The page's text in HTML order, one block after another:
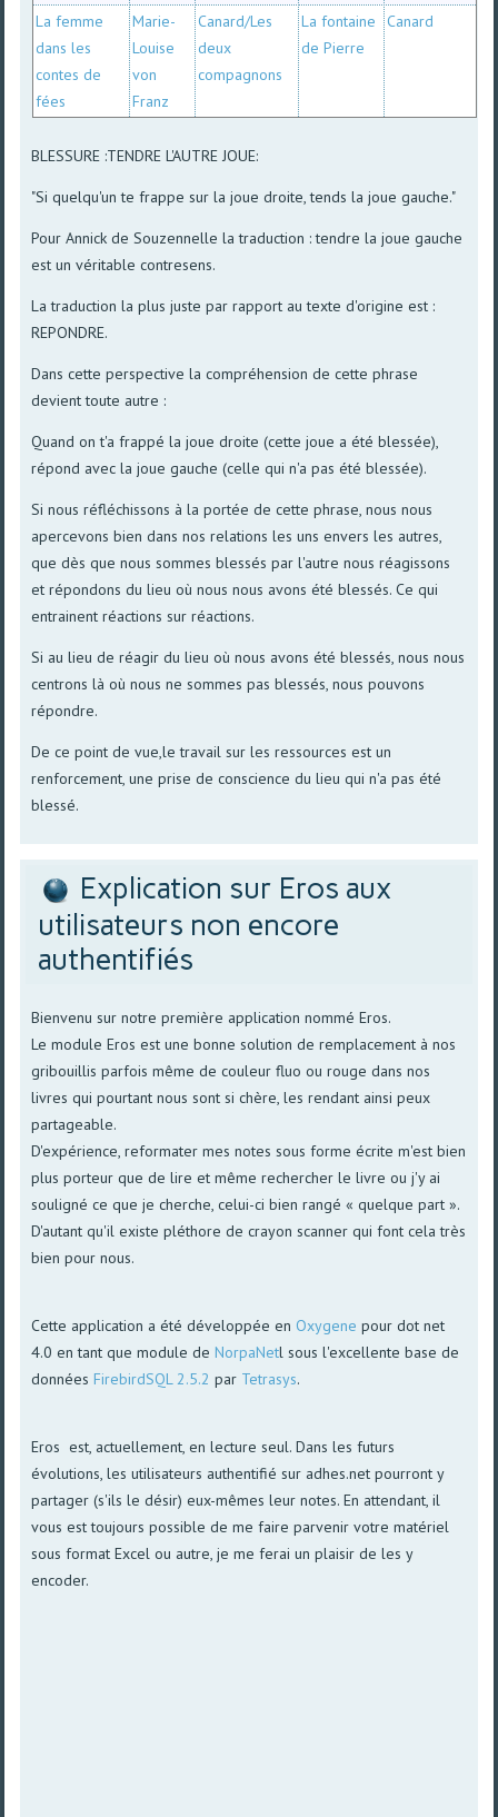
La femme
dans les
contes de
fées
Marie-
Louise
von
Franz
Canard/Les
deux
compagnons
La fontaine
de Pierre
Canard
BLESSURE :TENDRE L'AUTRE JOUE:
"Si quelqu'un te frappe sur la joue droite, tends la joue gauche."
Pour Annick de Souzennelle la traduction : tendre la joue gauche
est un véritable contresens.
La traduction la plus juste par rapport au texte d'origine est :
REPONDRE.
Dans cette perspective la compréhension de cette phrase
devient toute autre :
Quand on t'a frappé la joue droite (cette joue a été blessée),
répond avec la joue gauche (celle qui n'a pas été blessée).
Si nous réfléchissons à la portée de cette phrase, nous nous
apercevons bien dans nos relations les uns envers les autres,
que dès que nous sommes blessés par l'autre nous réagissons
et répondons du lieu où nous nous avons été blessés. Ce qui
entrainent réactions sur réactions.
Si au lieu de réagir du lieu où nous avons été blessés, nous nous
centrons là où nous ne sommes pas blessés, nous pouvons
répondre.
De ce point de vue,le travail sur les ressources est un
renforcement, une prise de conscience du lieu qui n'a pas été
blessé.
Explication sur Eros aux
utilisateurs non encore
authentifiés
Bienvenu sur notre première application nommé Eros.
Le module Eros est une bonne solution de remplacement à nos
gribouillis parfois même de couleur fluo ou rouge dans nos
livres qui pourtant nous sont si chère, les rendant ainsi peux
partageable.
D'expérience, reformater mes notes sous forme écrite m'est bien
plus porteur que de lire et même rechercher le livre ou j'y ai
souligné ce que je cherche, celui-ci bien rangé « quelque part ».
D'autant qu'il existe pléthore de crayon scanner qui font cela très
bien pour nous.
Cette application a été développée en Oxygene pour dot net
4.0 en tant que module deNorpaNetl sous l'excellente base de
donnéesFirebirdSQL 2.5.2 par Tetrasys.
Eros est, actuellement, en lecture seul. Dans les futurs
évolutions, les utilisateurs authentifié sur adhes.net pourront y
partager (s'ils le désir) eux-mêmes leur notes. En attendant, il
vous est toujours possible de me faire parvenir votre matériel
sous format Excel ou autre, je me ferai un plaisir de les y
encoder.